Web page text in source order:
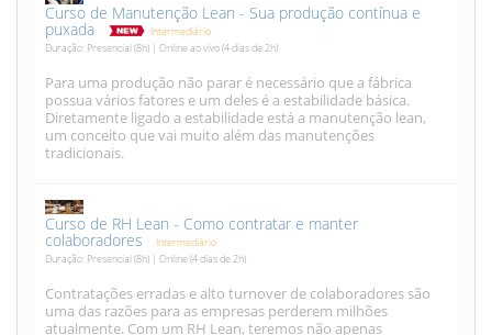
Curso de Manutenção Lean - Sua produção contínua e
puxada
Intermediário
Duração: Presencial (8h) | Online ao vivo (4 dias de 2h)
Para uma produção não parar é necessário que a fábrica
possua vários fatores e um deles é a estabilidade básica.
Diretamente ligado a estabilidade está a manutenção lean,
um conceito que vai muito além das manutenções
tradicionais.
Curso de RH Lean - Como contratar e manter
colaboradores
Intermediário
Duração: Presencial (8h) | Online (4 dias de 2h)
Contratações erradas e alto turnover de colaboradores são
uma das razões para as empresas perderem milhões
atualmente. Com um RH Lean, teremos não apenas